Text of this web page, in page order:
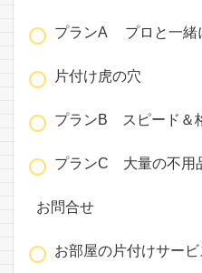
プランA プロと一緒
片付け虎の穴
プランB スピード＆
プランC 大量の不用
お問合せ
お部屋の片付けサー